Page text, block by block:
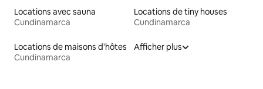
Locations avec sauna
Cundinamarca
Locations de tiny houses
Cundinamarca
Locations de maisons d'hôtes
Cundinamarca
Afficher plus